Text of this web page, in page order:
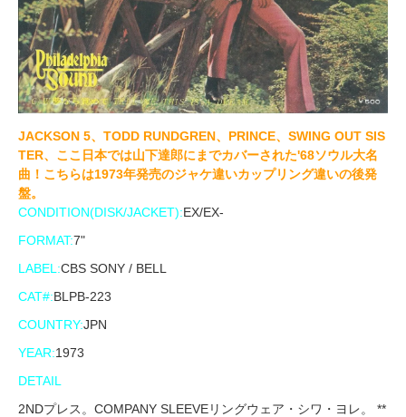
JACKSON 5、TODD RUNDGREN、PRINCE、SWING OUT SIS
TER、ここ日本では山下達郎にまでカバーされた'68ソウル大名
曲！こちらは1973年発売のジャケ違いカップリング違いの後発
盤。
CONDITION(DISK/JACKET):EX/EX-
FORMAT:7"
LABEL:CBS SONY / BELL
CAT#:BLPB-223
COUNTRY:JPN
YEAR:1973
DETAIL
2NDプレス。COMPANY SLEEVEリングウェア・シワ・ヨレ。 **